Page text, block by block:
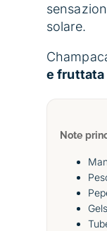
solare.
e fruttata
Note